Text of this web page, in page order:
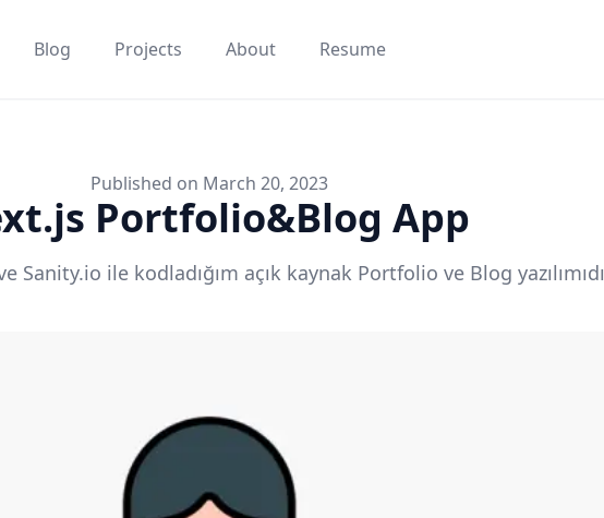
Blog Projects About Resume
Published on March 20, 2023
Portfolio&Blog App
Sanity.io ile kodladığım açık kaynak Portfolio ve Blog